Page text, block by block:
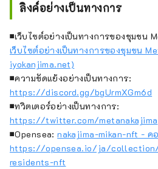
ลิงค์อย่างเป็นทางการ
■เว็บไซต์อย่างเป็นทางการของชุมชน
เว็บไซต์อย่างเป็นทางการของชุมชน
iyokanjima.net)
■ความขัดแย้งอย่างเป็นทางการ:
https://discord.gg/bgUrmXGm6d
■ทวิตเตอร์อย่างเป็นทางการ:
https://twitter.com/metanakajima
■Opensea:nakajima-mikan-nft - ค
https://opensea.io/ja/
residents-nft